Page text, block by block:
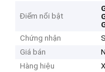
Điểm nổi bật
Chứng nhận
Giá bán
Hàng hiệu